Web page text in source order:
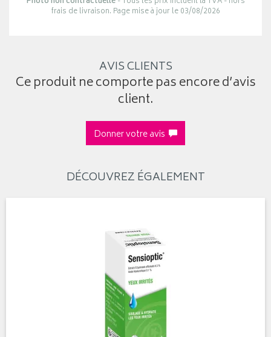
frais de livraison. Page mise à jour le 03/08/2026
AVIS CLIENTS
Ce produit ne comporte pas encore d’avis
client.
Donner votre avis
DÉCOUVREZ ÉGALEMENT